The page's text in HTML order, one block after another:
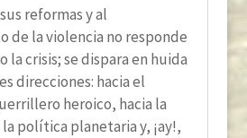
reformas y al
de la violencia no responde
la crisis; se dispara en huida
direcciones: hacia el
heroico, hacia la
política planetaria y, ¡ay!,